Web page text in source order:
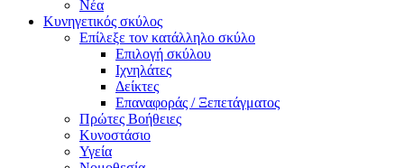
Νέα
Κυνηγετικός σκύλος
Επίλεξε τον κατάλληλο σκύλο
Επιλογή σκύλου
Ιχνηλάτες
Δείκτες
Επαναφοράς / Ξεπετάγματος
Πρώτες Βοήθειες
Κυνοστάσιο
Υγεία